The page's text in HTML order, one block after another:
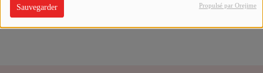
Sauvegarder Propulsé par Orejime